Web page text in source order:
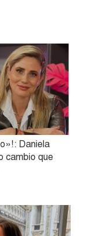
Daniela
cambio que